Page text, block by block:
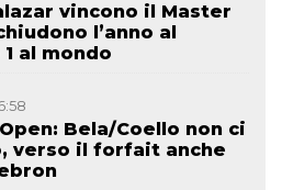
vincono il Master
l’anno al
al mondo
Bela/Coello non ci
verso il forfait anche